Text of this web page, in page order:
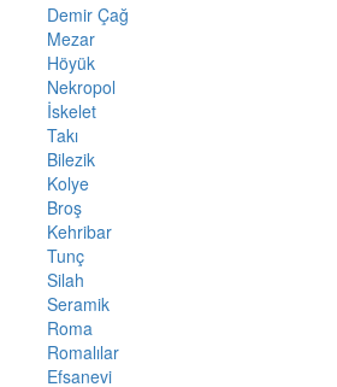
Demir Çağ
Mezar
Höyük
Nekropol
İskelet
Takı
Bilezik
Kolye
Broş
Kehribar
Tunç
Silah
Seramik
Roma
Romalılar
Efsanevi